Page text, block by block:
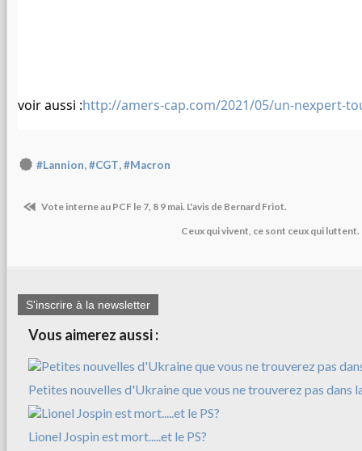
voir aussi :http://amers-cap.com/2021/05/un-nexpert-
#Lannion,#CGT,#Macron
Vote interne au PCF le 7, 8 9 mai. L'avis de Bernard Friot.
Ceux qui vivent, ce sont ceux qui
S'inscrire à la newsletter
Vous aimerez aussi :
Petites nouvelles d'Ukraine que vous ne trouverez pas dans
Lionel Jospin est mort.....et le PS?